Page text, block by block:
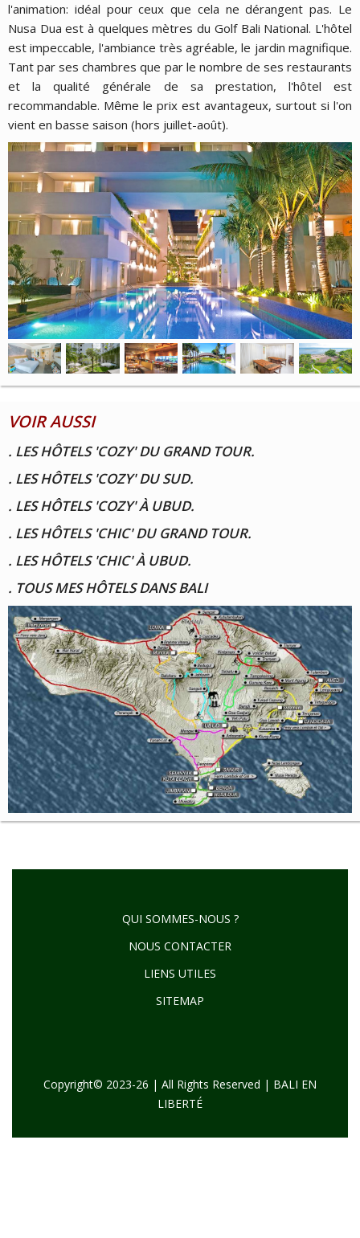
l'animation: idéal pour ceux que cela ne dérangent pas. Le
Nusa Dua est à quelques mètres du Golf Bali National. L'hôtel
est impeccable, l'ambiance très agréable, le jardin magnifique.
Tant par ses chambres que par le nombre de ses restaurants
et la qualité générale de sa prestation, l'hôtel est
recommandable. Même le prix est avantageux, surtout si l'on
vient en basse saison (hors juillet-août).
VOIR AUSSI
. LES HÔTELS 'COZY' DU GRAND TOUR.
. LES HÔTELS 'COZY' DU SUD.
. LES HÔTELS 'COZY' À UBUD.
. LES HÔTELS 'CHIC' DU GRAND TOUR.
. LES HÔTELS 'CHIC' À UBUD.
. TOUS MES HÔTELS DANS BALI
QUI SOMMES-NOUS ?
NOUS CONTACTER
LIENS UTILES
SITEMAP
Copyright© 2023-26 | All Rights Reserved | BALI EN
LIBERTÉ